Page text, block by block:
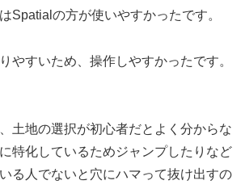
Spatialの方が使いやすかったです。
やすいため、操作しやすかったです。
土地の選択が初心者だとよく分からな
特化しているためジャンプしたりなど
る人でないと穴にハマって抜け出すの